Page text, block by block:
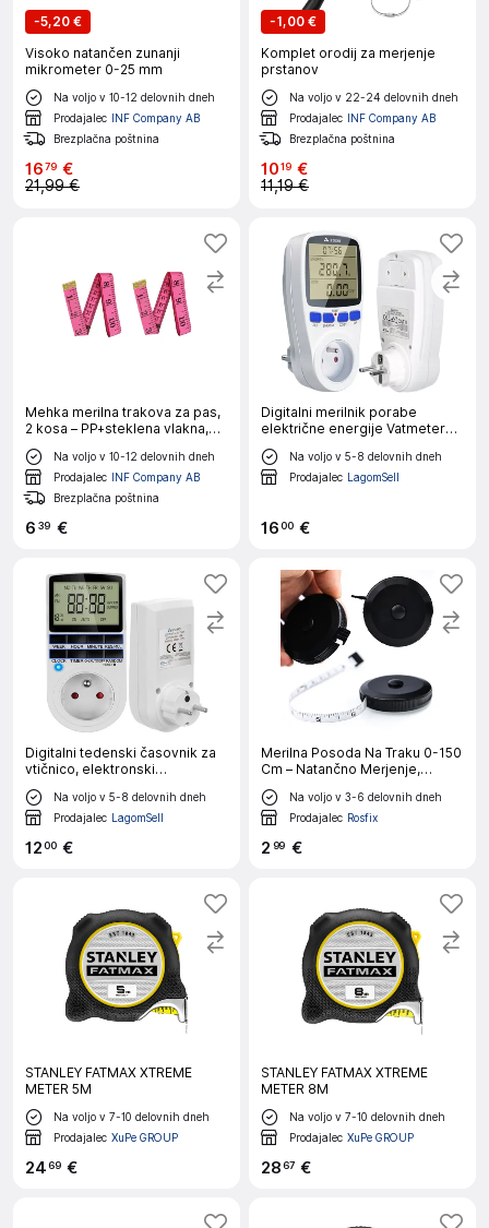
-5,20 €
Visoko natančen zunanji
mikrometer 0-25 mm
Na voljo v 10-12 delovnih dneh
Prodajalec INF Company AB
Brezplačna poštnina
1679 €
21,99 €
-1,00 €
Komplet orodij za merjenje
prstanov
Na voljo v 22-24 delovnih dneh
Prodajalec INF Company AB
Brezplačna poštnina
1019 €
11,19 €
Mehka merilna trakova za pas,
2 kosa – PP+steklena vlakna,
150cm x 2cm Rose red
Na voljo v 10-12 delovnih dneh
Prodajalec INF Company AB
Brezplačna poštnina
6 39 €
Digitalni merilnik porabe
električne energije Vatmeter
Izoxis, merilnik stroškov
Na voljo v 5-8 delovnih dneh
Prodajalec LagomSell
1600 €
Digitalni tedenski časovnik za
vtičnico, elektronski
programator, 230V
Na voljo v 5-8 delovnih dneh
Prodajalec LagomSell
1200 €
Merilna Posoda Na Traku 0-150
Cm – Natančno Merjenje,
Trpežen ABS, Steklena Vlakna,
Lahka 22 G
Na voljo v 3-6 delovnih dneh
Prodajalec Rosfix
2 99 €
STANLEY FATMAX XTREME
METER 5M
Na voljo v 7-10 delovnih dneh
Prodajalec XuPe GROUP
2469 €
STANLEY FATMAX XTREME
METER 8M
Na voljo v 7-10 delovnih dneh
Prodajalec XuPe GROUP
2867 €